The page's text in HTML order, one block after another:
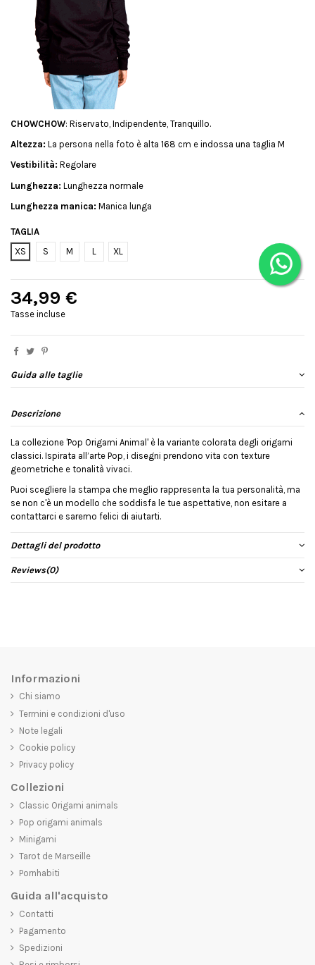
CHOWCHOW: Riservato, Indipendente, Tranquillo.
Altezza: La persona nella foto è alta 168 cm e indossa una taglia M
Vestibilità: Regolare
Lunghezza: Lunghezza normale
Lunghezza manica: Manica lunga
TAGLIA
XS
S M L XL
34,99 €
Tasse incluse
Guida alle taglie
Descrizione
La collezione 'Pop Origami Animal' è la variante colorata degli origami
classici. Ispirata all’arte Pop, i disegni prendono vita con texture
geometriche e tonalità vivaci.
Puoi scegliere la stampa che meglio rappresenta la tua personalità, ma
se non c'è un modello che soddisfa le tue aspettative, non esitare a
contattarci e saremo felici di aiutarti.
Dettagli del prodotto
Reviews(0)
Informazioni
Chi siamo
Termini e condizioni d'uso
Note legali
Cookie policy
Privacy policy
Collezioni
Classic Origami animals
Pop origami animals
Minigami
Tarot de Marseille
Pornhabiti
Guida all'acquisto
Contatti
Pagamento
Spedizioni